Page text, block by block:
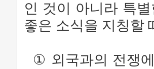
인 것이 아니라 특
좋은 소식을 지칭할
① 외국과의 전쟁